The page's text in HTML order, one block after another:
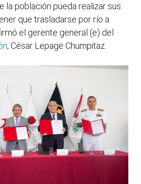
la población pueda realizar sus
que trasladarse por río a
el gerente general (e) del
, César Lepage Chumpitaz.